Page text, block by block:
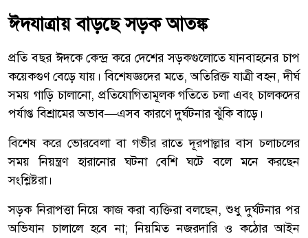
ঈদযাত্রায় বাড়ছে সড়ক আতঙ্ক
প্রতি বছর ঈদকে কেন্দ্র করে দেশের সড়কগুলোতে যানবাহনের চাপ
কয়েকগুণ বেড়ে যায়। বিশেষজ্ঞদের মতে, অতিরিক্ত যাত্রী বহন, দীর্ঘ
সময় গাড়ি চালানো, প্রতিযোগিতামূলক গতিতে চলা এবং চালকদের
পর্যাপ্ত বিশ্রামের অভাব—এসব কারণে দুর্ঘটনার ঝুঁকি বাড়ে।
বিশেষ করে ভোরবেলা বা গভীর রাতে দূরপাল্লার বাস চলাচলের
সময় নিয়ন্ত্রণ হারানোর ঘটনা বেশি ঘটে বলে মনে করছেন
সংশ্লিষ্টরা।
সড়ক নিরাপত্তা নিয়ে কাজ করা ব্যক্তিরা বলছেন, শুধু দুর্ঘটনার পর
অভিযান চালালে হবে না; নিয়মিত নজরদারি ও কঠোর আইন